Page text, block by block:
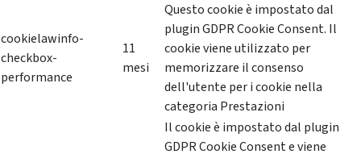
cookielawinfo-
checkbox-
performance
11
mesi
Questo cookie è impostato dal
plugin GDPR Cookie Consent. Il
cookie viene utilizzato per
memorizzare il consenso
dell'utente per i cookie nella
categoria Prestazioni
Il cookie è impostato dal plugin
GDPR Cookie Consent e viene